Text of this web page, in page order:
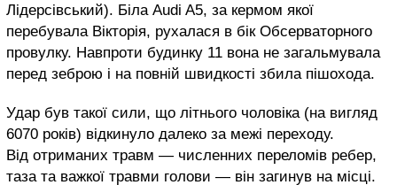
Лідерсівський). Біла Audi A5, за кермом якої
перебувала Вікторія, рухалася в бік Обсерваторного
провулку. Навпроти будинку 11 вона не загальмувала
перед зеброю і на повній швидкості збила пішохода.
Удар був такої сили, що літнього чоловіка (на вигляд
6070 років) відкинуло далеко за межі переходу.
Від отриманих травм — численних переломів ребер,
таза та важкої травми голови — він загинув на місці.